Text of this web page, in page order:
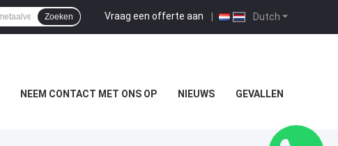
Dutch
Vraag een offerte aan |
Zoeken
NEEM CONTACT MET ONS OP NIEUWS GEVALLEN